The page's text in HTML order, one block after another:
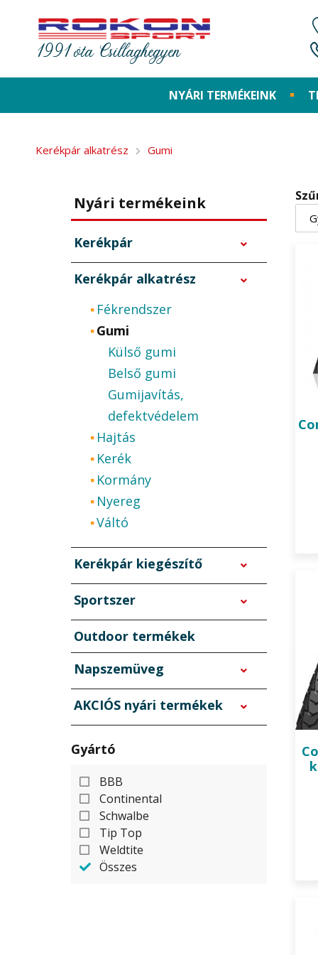
1991 óta Csillaghegyen
NYÁRI TERMÉKEINK
Kerékpár alkatrész Gumi
Nyári termékeink
Kerékpár
Kerékpár alkatrész
Fékrendszer
Gumi
Külső gumi
Belső gumi
Gumijavítás,
defektvédelem
Hajtás
Kerék
Kormány
Nyereg
Váltó
Kerékpár kiegészítő
Sportszer
Outdoor termékek
Napszemüveg
AKCIÓS nyári termékek
Gyártó
BBB
Continental
Schwalbe
Tip Top
Weldtite
Összes